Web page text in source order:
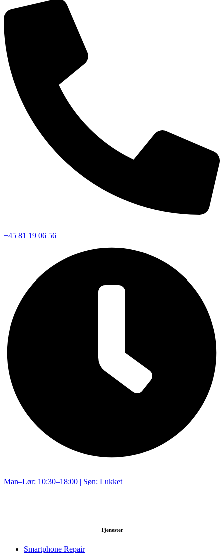
+45 81 19 06 56
Man–Lør: 10:30–18:00 | Søn: Lukket
Tjenester
Smartphone Repair